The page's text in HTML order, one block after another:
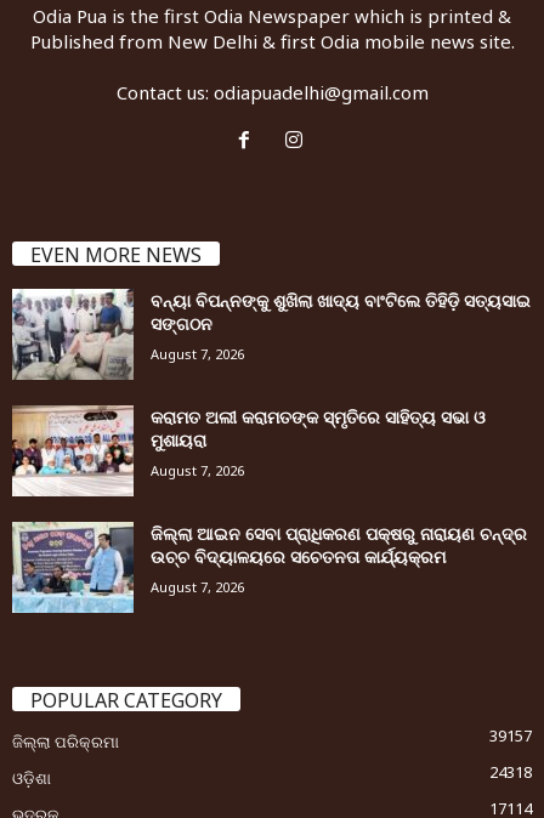
Odia Pua is the first Odia Newspaper which is printed &
Published from New Delhi & first Odia mobile news site.
Contact us: odiapuadelhi@gmail.com
EVEN MORE NEWS
ବନ୍ୟା ବିପନ୍ନଙ୍କୁ ଶୁଖିଲା ଖାଦ୍ୟ ବାଂଟିଲେ ତିହିଡି଼ ସତ୍ୟସାଇ
ସଙ୍ଗଠନ
August 7, 2026
କରାମତ ଅଲୀ କରାମତଙ୍କ ସ୍ମୃତିରେ ସାହିତ୍ୟ ସଭା ଓ
ମୁଶାୟରା
August 7, 2026
ଜିଲ୍ଲା ଆଇନ ସେବା ପ୍ରାଧିକରଣ ପକ୍ଷରୁ ନାରାୟଣ ଚନ୍ଦ୍ର
ଉଚ୍ଚ ବିଦ୍ୟାଳୟରେ ସଚେତନତା କାର୍ଯ୍ୟକ୍ରମ
August 7, 2026
POPULAR CATEGORY
ଜିଲ୍ଲା ପରିକ୍ରମା
39157
ଓଡ଼ିଶା
24318
17114